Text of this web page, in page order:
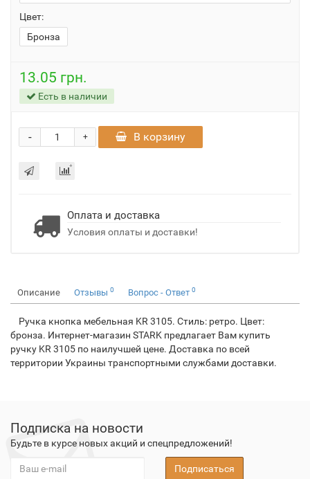
Цвет:
Бронза
13.05 грн.
Есть в наличии
+
- В корзину
Оплата и доставка
Условия оплаты и доставки!
Описание Отзывы 0 Вопрос - Ответ 0
Ручка кнопка мебельная KR 3105. Стиль: ретро. Цвет:
бронза. Интернет-магазин STARK предлагает Вам купить
ручку KR 3105 по наилучшей цене. Доставка по всей
территории Украины транспортными службами доставки.
Подписка на новости
Будьте в курсе новых акций и спецпредложений!
Подписаться